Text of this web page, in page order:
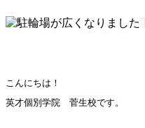
こんにちは！
英才個別学院 菅生校です。